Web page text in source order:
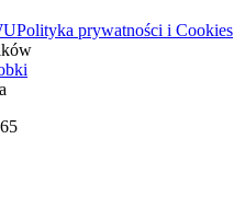
Polityka prywatności i Cookies